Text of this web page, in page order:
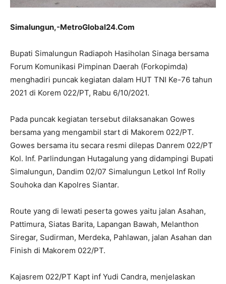
Simalungun,-MetroGlobal24.Com
Bupati Simalungun Radiapoh Hasiholan Sinaga bersama
Forum Komunikasi Pimpinan Daerah (Forkopimda)
menghadiri puncak kegiatan dalam HUT TNI Ke-76 tahun
2021 di Korem 022/PT, Rabu 6/10/2021.
Pada puncak kegiatan tersebut dilaksanakan Gowes
bersama yang mengambil start di Makorem 022/PT.
Gowes bersama itu secara resmi dilepas Danrem 022/PT
Kol. Inf. Parlindungan Hutagalung yang didampingi Bupati
Simalungun, Dandim 02/07 Simalungun Letkol Inf Rolly
Souhoka dan Kapolres Siantar.
Route yang di lewati peserta gowes yaitu jalan Asahan,
Pattimura, Siatas Barita, Lapangan Bawah, Melanthon
Siregar, Sudirman, Merdeka, Pahlawan, jalan Asahan dan
Finish di Makorem 022/PT.
Kajasrem 022/PT Kapt inf Yudi Candra, menjelaskan